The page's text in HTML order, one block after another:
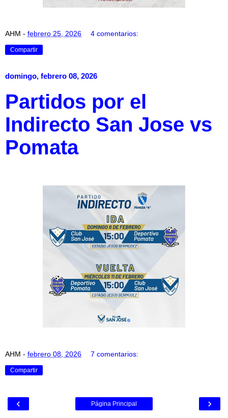
AHM - febrero 25, 2026 4 comentarios:
Compartir
domingo, febrero 08, 2026
Partidos por el
Indirecto San Jose vs
Pomata
AHM - febrero 08, 2026 7 comentarios:
Compartir
‹ ›
Página Principal